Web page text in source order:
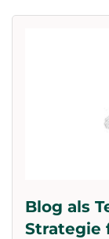
Blog als
Strategie